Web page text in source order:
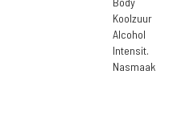
Koolzuur
Alcohol
Intensit.
Nasmaak